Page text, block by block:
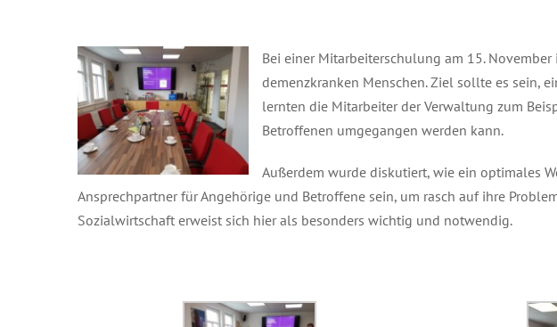
Bei einer Mitarbeiterschulung am 15.
demenzkranken Menschen. Ziel sollte es sein,
lernten die Mitarbeiter der Verwaltung zum
Betroffenen umgegangen werden kann.
Außerdem wurde diskutiert, wie ein optimales
Ansprechpartner für Angehörige und Betroffene sein, um rasch auf ihre
Sozialwirtschaft erweist sich hier als besonders wichtig und notwendig.